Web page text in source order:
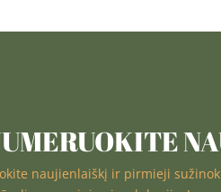
naujienlaiškį ir pirmieji